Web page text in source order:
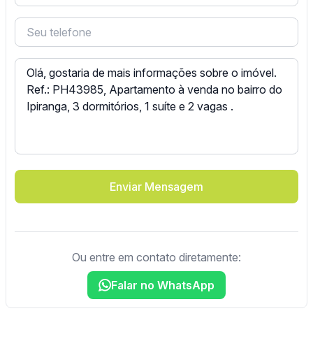
Enviar Mensagem
Ou entre em contato diretamente:
Falar no WhatsApp